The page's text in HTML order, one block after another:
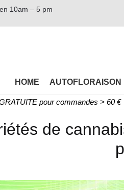
10am – 5 pm
HOME AUTOFLORAISON
pour commandes > 60 €
de